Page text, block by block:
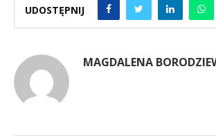
UDOSTĘPNIJ
MAGDALENA